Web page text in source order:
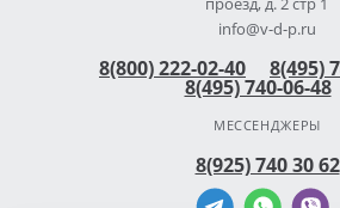
info@v-d-p.ru
8(800) 222-02-40 8(495)
8(495) 740-06-48
МЕССЕНДЖЕРЫ
8(925) 740 30 62